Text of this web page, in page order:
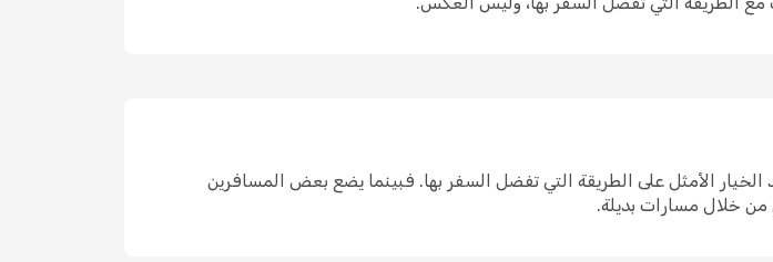
الأمثل على الطريقة التي تفضل السفر بها. فبينما يضع بعض المسافرين
من خلال مسارات بديلة.